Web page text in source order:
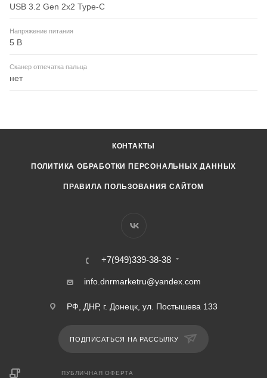
USB 3.2 Gen 2x2 Type-C
Напряжение питания
5 В
Сканер отпечатка пальца
нет
КОНТАКТЫ
ПОЛИТИКА ОБРАБОТКИ ПЕРСОНАЛЬНЫХ ДАННЫХ
ПРАВИЛА ПОЛЬЗОВАНИЯ САЙТОМ
+7(949)339-38-38
info.dnrmarketru@yandex.com
РФ, ДНР, г. Донецк, ул. Постышева 133
ПОДПИСАТЬСЯ НА РАССЫЛКУ
ПУБЛИЧНАЯ ОФЕРТА